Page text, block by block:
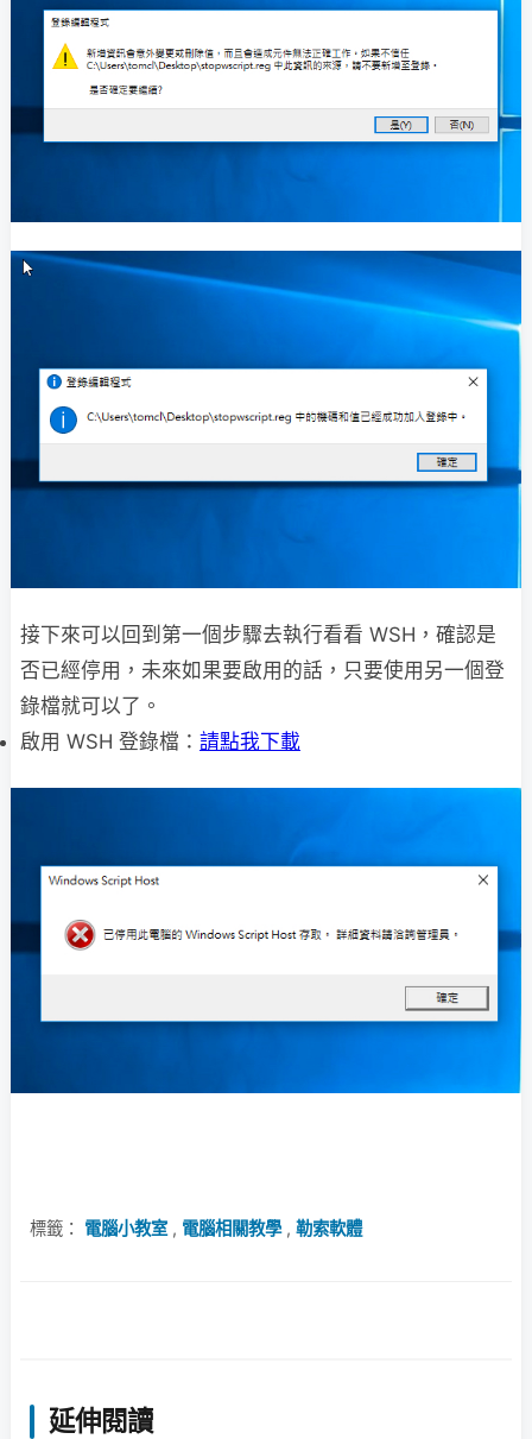
接下來可以回到第一個步驟去執行看看 WSH，確認是
否已經停用，未來如果要啟用的話，只要使用另一個登
錄檔就可以了。
啟用 WSH 登錄檔： 請點我下載
標籤： 電腦小教室 , 電腦相關教學, 勒索軟體
延伸閱讀